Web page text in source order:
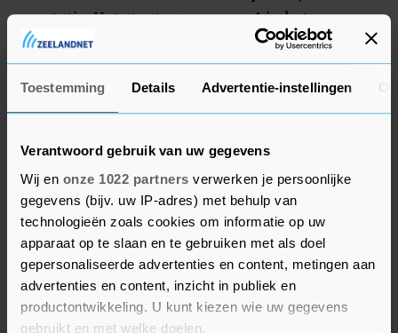
Toestemming Details Advertentie-instellingen
Verantwoord gebruik van uw gegevens
Wij en onze 1022 partners verwerken je persoonlijke
gegevens (bijv. uw IP-adres) met behulp van
technologieën zoals cookies om informatie op uw
apparaat op te slaan en te gebruiken met als doel
gepersonaliseerde advertenties en content, metingen aan
advertenties en content, inzicht in publiek en
productontwikkeling. U kunt kiezen wie uw gegevens
gebruikt en met welke doelen.
reputatie. Het staat op nummer 1 in het
Evenementen Merkenonderzoek 2023. In het
kader van dat onderzoek werden 53.000 mensen
bevraagd over de reputatie en groeipotentie van
festivals, consumentenbeurzen,
sportevenementen en stadsfeesten.